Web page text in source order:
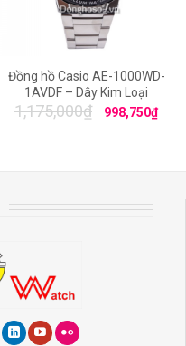
Đồng hồ Casio AE-1000WD-
1AVDF – Dây Kim Loại
1,175,000₫ 998,750₫